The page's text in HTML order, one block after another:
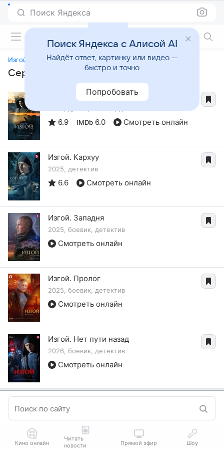
Поиск Яндекса
Изгой. Схватка
Сериалы, похожие на «Изгой. Схватка»
6.9 IMDb 6.0 Смотреть онлайн
Изгой. Кархуу
2025, детектив
6.6 Смотреть онлайн
Изгой. Западня
2025, боевик, детектив
Смотреть онлайн
Изгой. Пролог
2025, боевик, детектив
Смотреть онлайн
Изгой. Нет пути назад
2026, боевик, детектив
Смотреть онлайн
Кино онлайн
Читать
новости
Прямой эфир Шоу
Поиск Яндекса с Алисой AI
Найдёт ответ, картинку или видео —
быстро и точно
Попробовать